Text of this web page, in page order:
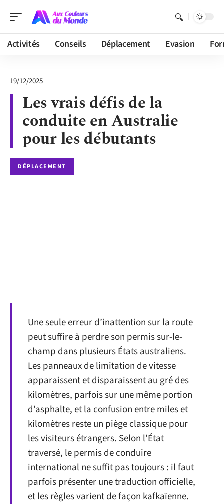
Activités Conseils Déplacement Evasion
19/12/2025
Les vrais défis de la
conduite en Australie
pour les débutants
DÉPLACEMENT
Une seule erreur d’inattention sur la route
peut suffire à perdre son permis sur-le-
champ dans plusieurs États australiens.
Les panneaux de limitation de vitesse
apparaissent et disparaissent au gré des
kilomètres, parfois sur une même portion
d’asphalte, et la confusion entre miles et
kilomètres reste un piège classique pour
les visiteurs étrangers. Selon l’État
traversé, le permis de conduire
international ne suffit pas toujours : il faut
parfois présenter une traduction officielle,
et les règles varient de façon kafkaïenne.